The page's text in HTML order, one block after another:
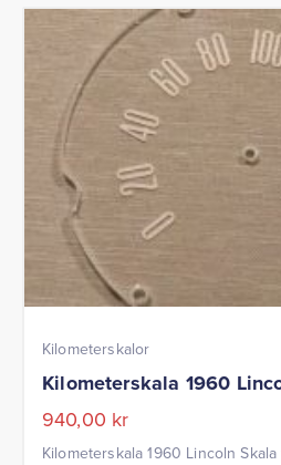
Kilometerskalor
Kilometerskala 1960
940,00 kr
Kilometerskala 1960 Lincoln